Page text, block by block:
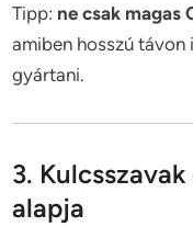
Tipp: ne csak magas
amiben hosszú
gyártani.
3. Kulcsszavak
alapja